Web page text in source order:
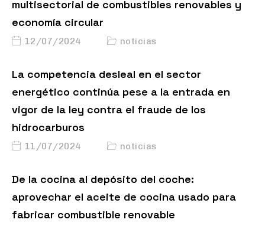
multisectorial de combustibles renovables y
economía circular
12/07/2024 noticias
La competencia desleal en el sector
energético continúa pese a la entrada en
vigor de la ley contra el fraude de los
hidrocarburos
11/07/2024 noticias
De la cocina al depósito del coche:
aprovechar el aceite de cocina usado para
fabricar combustible renovable